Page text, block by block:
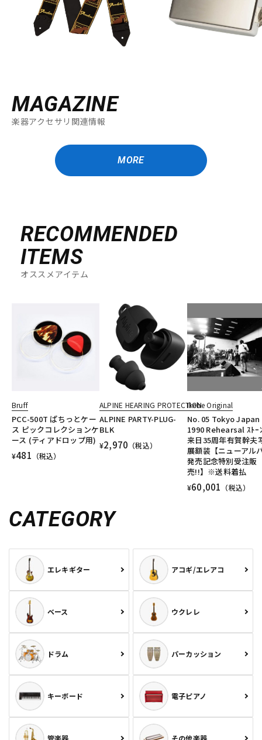
MAGAZINE
楽器アクセサリ関連情報
MORE
RECOMMENDED
ITEMS
オススメアイテム
Bruff
PCC-500T ぱちっとケー
ス ピックコレクションケ
ース (ティアドロップ用)
¥481 （税込）
ALPINE HEARING PROTECTION
ALPINE PARTY-PLUG-
BLK
¥2,970 （税込）
Ikebe Original
No. 05 Tokyo Japan
1990 Rehearsal ｽﾄｰ
来日35周年有賀幹夫
展額装【ニューアル
発売記念特別受注販
売!!】※送料着払
¥60,001 （税込）
CATEGORY
エレキギター アコギ/エレアコ
ベース ウクレレ
ドラム パーカッション
キーボード 電子ピアノ